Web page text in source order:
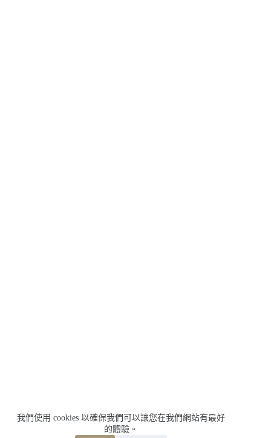
我們使用 cookies 以確保我們可以讓您在我們網站有最好
的體驗。